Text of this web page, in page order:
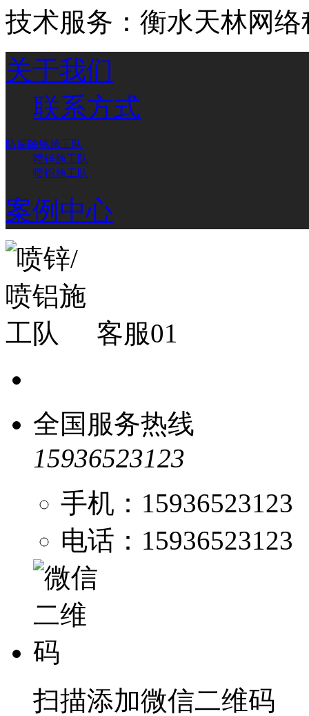
技术服务：衡水天林网络
关于我们
联系方式
防腐除锈施工队
喷锌施工队
喷铝施工队
案例中心
客服01
全国服务热线
15936523123
手机：15936523123
电话：15936523123
扫描添加微信二维码